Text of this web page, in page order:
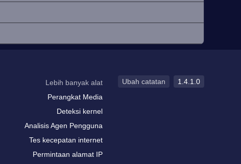
Lebih banyak alat
Perangkat Media
Deteksi kernel
Analisis Agen Pengguna
Tes kecepatan internet
Permintaan alamat IP
Ubah catatan 1.4.1.0